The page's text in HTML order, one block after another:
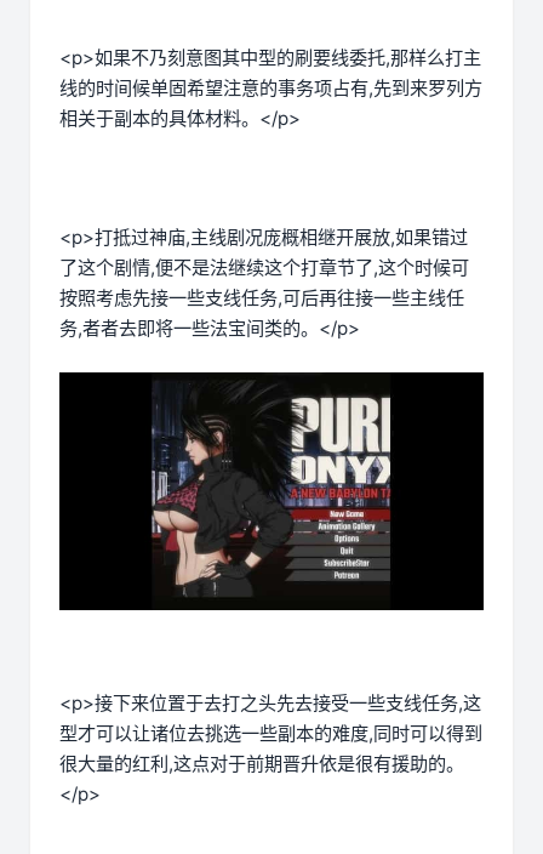
<p>如果不乃刻意图其中型的刷要线委托,那样么打主
线的时间候单固希望注意的事务项占有,先到来罗列方
相关于副本的具体材料。</p>
<p>打抵过神庙,主线剧况庞概相继开展放,如果错过
了这个剧情,便不是法继续这个打章节了,这个时候可
按照考虑先接一些支线任务,可后再往接一些主线任
务,者者去即将一些法宝间类的。</p>
<p>接下来位置于去打之头先去接受一些支线任务,这
型才可以让诸位去挑选一些副本的难度,同时可以得到
很大量的红利,这点对于前期晋升依是很有援助的。
</p>